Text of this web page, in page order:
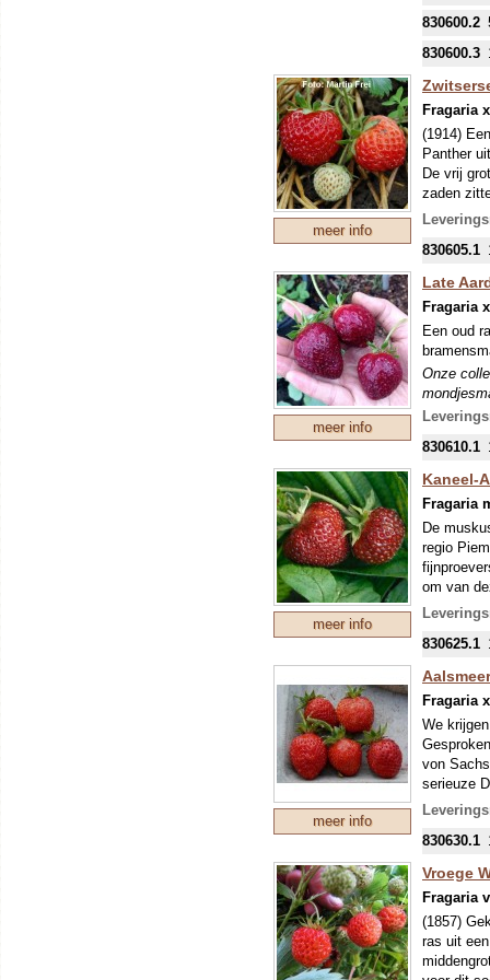
eventuele
830600.2
830600.3
meer info
Fragaria
(1914)
Panther
De vrij
zaden
Onze
nieuwe
mei
eventuele
830605.1
meer info
Late
Fragaria
Een oud
Onze
nieuwe
eventuele
830610.1
meer info
Kaneel-
Fragaria
De
regio
om van
zeer
kruidig
een
worden
wilde teelt
Onze
nieuwe
mei
eventuele
830625.1
meer info
Fragaria
We
von
serieuze
langst in
weer
De vrij
zure
OP DE
Onze
nieuwe
830630.1
Vroege
Fragaria
(1857)
ras uit